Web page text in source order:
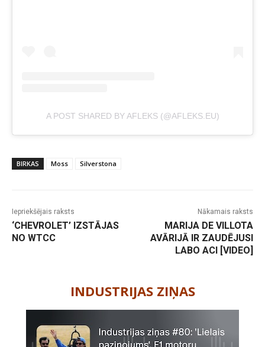
A POST SHARED BY AFLEKS (@AFLEKS.EU)
BIRKAS Moss Silverstona
Iepriekšējais raksts
‘CHEVROLET’ IZSTĀJAS
NO WTCC
Nākamais raksts
MARIJA DE VILLOTA
AVĀRIJĀ IR ZAUDĒJUSI
LABO ACI [VIDEO]
INDUSTRIJAS ZIŅAS